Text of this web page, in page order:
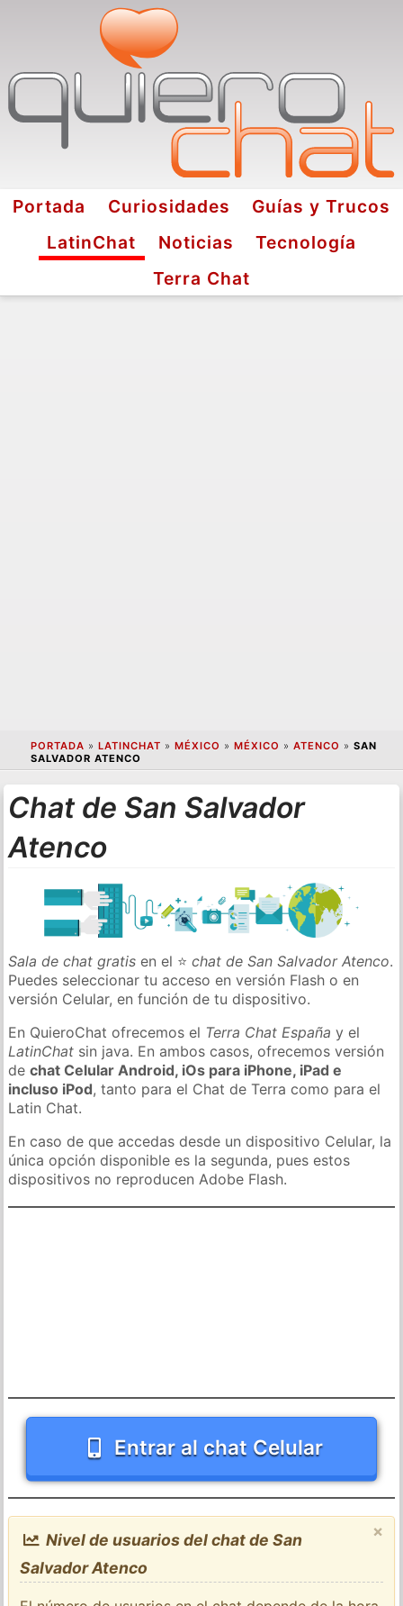
Portada Curiosidades
Guías y Trucos
LatinChat
Noticias
Tecnología
Terra Chat
PORTADA » LATINCHAT » MÉXICO » MÉXICO » ATENCO » SAN
SALVADOR ATENCO
Chat de San Salvador
Atenco
Sala de chat gratis en el ⭐chat de San Salvador Atenco.
Puedes seleccionar tu acceso en versión Flash o en
versión Celular, en función de tu dispositivo.
En QuieroChat ofrecemos el Terra Chat España y el
LatinChat sin java. En ambos casos, ofrecemos versión
dechat Celular Android, iOs para iPhone, iPad e
incluso iPod, tanto para el Chat de Terra como para el
Latin Chat.
En caso de que accedas desde un dispositivo Celular, la
única opción disponible es la segunda, pues estos
dispositivos no reproducen Adobe Flash.
Entrar al chat Celular
×
Nivel de usuarios del chat de San
Salvador Atenco